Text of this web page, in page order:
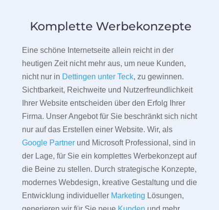
Komplette Werbekonzepte
Eine schöne Internetseite allein reicht in der
heutigen Zeit nicht mehr aus, um neue Kunden,
nicht nur in Dettingen unter Teck, zu gewinnen.
Sichtbarkeit, Reichweite und Nutzerfreundlichkeit
Ihrer Website entscheiden über den Erfolg Ihrer
Firma. Unser Angebot für Sie beschränkt sich nicht
nur auf das Erstellen einer Website. Wir, als
Google Partnerund Microsoft Professional, sind in
der Lage, für Sie ein komplettes Werbekonzept auf
die Beine zu stellen. Durch strategische Konzepte,
modernes Webdesign, kreative Gestaltung und die
Entwicklung individueller Marketing Lösungen,